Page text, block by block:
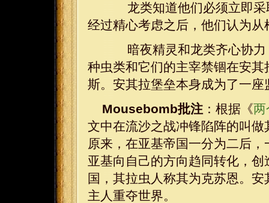
龙类知道他们必须立即采
经过精心考虑之后，他们认为
暗夜精灵和龙类齐心协力
种虫类和它们的主宰禁锢在安
斯。安其拉堡垒本身成为了一座
Mousebomb批注 ：根据《两
文中在流沙之战冲锋陷阵的叫
原来，在亚基帝国一分为二后
亚基向自己的方向趋同转化，
国，其拉虫人称其为克苏恩。
主人重夺世界。